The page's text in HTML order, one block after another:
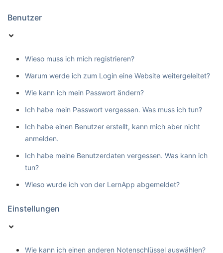
Benutzer
Wieso muss ich mich registrieren?
Warum werde ich zum Login eine Website weitergeleitet?
Wie kann ich mein Passwort ändern?
Ich habe mein Passwort vergessen. Was muss ich tun?
Ich habe einen Benutzer erstellt, kann mich aber nicht
anmelden.
Ich habe meine Benutzerdaten vergessen. Was kann ich
tun?
Wieso wurde ich von der LernApp abgemeldet?
Einstellungen
Wie kann ich einen anderen Notenschlüssel auswählen?